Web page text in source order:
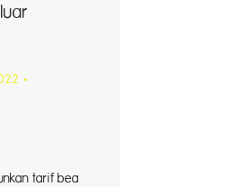
tarif bea